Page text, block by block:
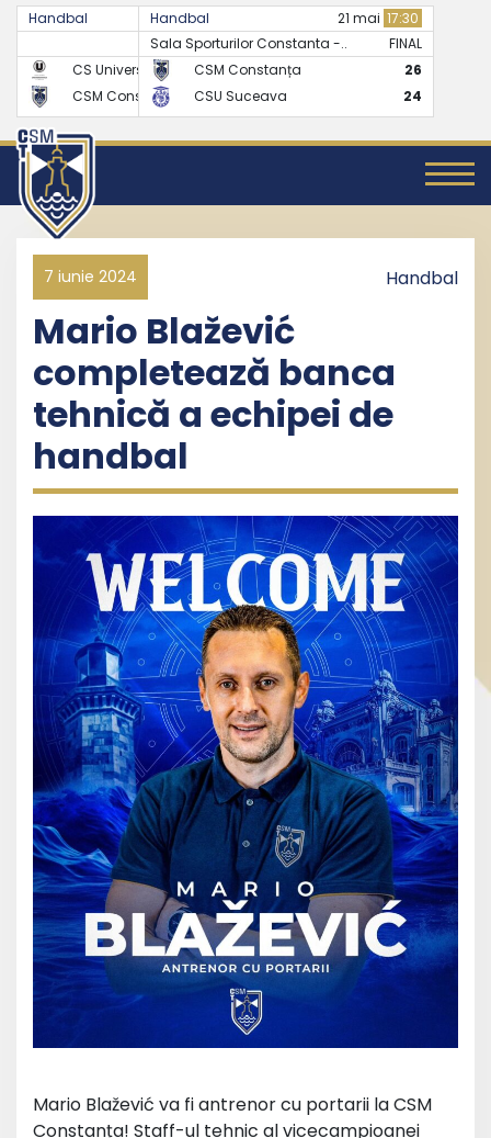
Handbal
FINAL
CS Universitatea Cluj
24
CSM Constanța
27
Handbal 21 mai 17:30
Sala Sporturilor Constanta -..
FINAL
CSM Constanța
26
CSU Suceava
24
7 iunie 2024 Handbal
Mario Blažević
completează banca
tehnică a echipei de
handbal
Mario Blažević va fi antrenor cu portarii la CSM
Constanța! Staff-ul tehnic al vicecampioanei